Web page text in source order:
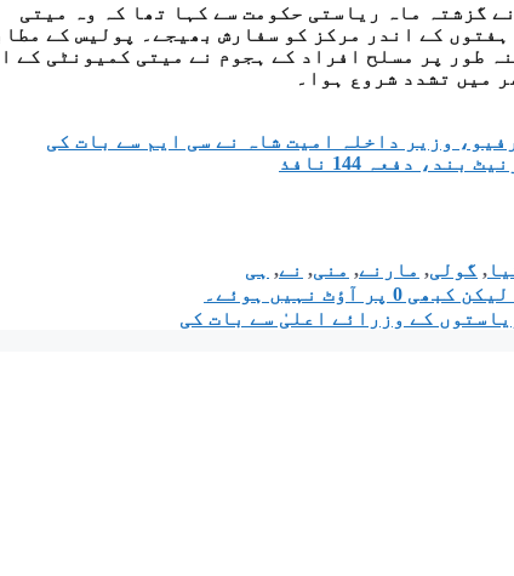
گزشتہ ماہ ریاستی حکومت سے کہا تھا کہ وہ میتی
کے اندر مرکز کو سفارش بھیجے۔ پولیس کے
طور پر مسلح افراد کے ہجوم نے میتی کمیونٹی کے
میں تشدد شروع ہوا۔
دفعہ 144 نافذ
, گولی, مارنے, منی, نے, ہی
کے وزرائے اعلیٰ سے بات کی